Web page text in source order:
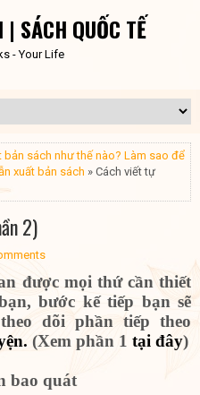
SÁCH QUỐC TẾ
- Your Life
bản sách như thế nào? Làm sao để
xuất bản sách » Cách viết tự
2)
được mọi thứ cần thiết
bước kế tiếp bạn sẽ
dõi phần tiếp theo
(Xem phần 1 tại đây)
bao quát